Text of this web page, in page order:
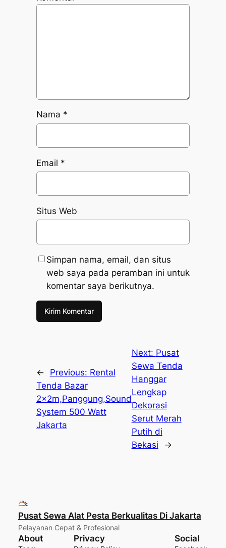
Nama *
Email *
Situs Web
Simpan nama, email, dan situs
web saya pada peramban ini untuk
komentar saya berikutnya.
← Previous: Rental
Tenda Bazar
2x2m,Panggung,Sound
System 500 Watt
Jakarta
Next: Pusat
Sewa Tenda
Hanggar
Lengkap
Dekorasi
Serut Merah
Putih di
Bekasi
→
Pusat Sewa Alat Pesta Berkualitas Di Jakarta
Pelayanan Cepat & Profesional
About Privacy Social